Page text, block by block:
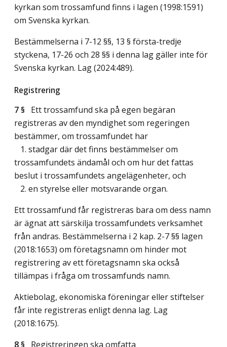
kyrkan som trossamfund finns i lagen (1998:1591)
om Svenska kyrkan.
Bestämmelserna i 7-12 §§, 13 § första-tredje
styckena, 17-26 och 28 §§ i denna lag gäller inte för
Svenska kyrkan. Lag (2024:489).
Registrering
7 § Ett trossamfund ska på egen begäran
registreras av den myndighet som regeringen
bestämmer, om trossamfundet har
1. stadgar där det finns bestämmelser om
trossamfundets ändamål och om hur det fattas
beslut i trossamfundets angelägenheter, och
2. en styrelse eller motsvarande organ.
Ett trossamfund får registreras bara om dess namn
är ägnat att särskilja trossamfundets verksamhet
från andras. Bestämmelserna i 2 kap. 2-7 §§ lagen
(2018:1653) om företagsnamn om hinder mot
registrering av ett företagsnamn ska också
tillämpas i fråga om trossamfunds namn.
Aktiebolag, ekonomiska föreningar eller stiftelser
får inte registreras enligt denna lag. Lag
(2018:1675).
8 § Registreringen ska omfatta